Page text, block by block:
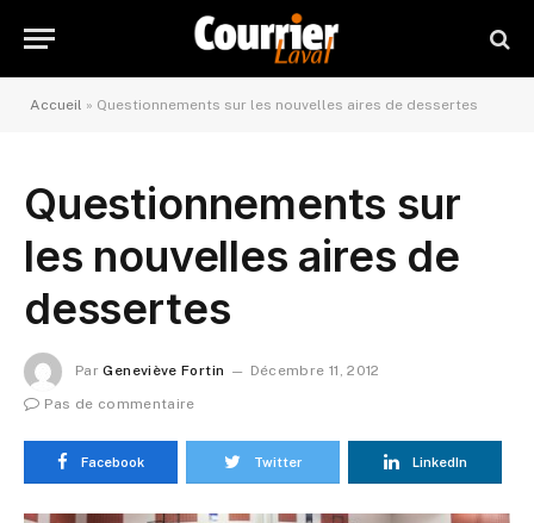
Accueil » Questionnements sur les nouvelles aires de dessertes
Questionnements sur
les nouvelles aires de
dessertes
Par Geneviève Fortin
Décembre 11, 2012
Pas de commentaire
Facebook Twitter LinkedIn